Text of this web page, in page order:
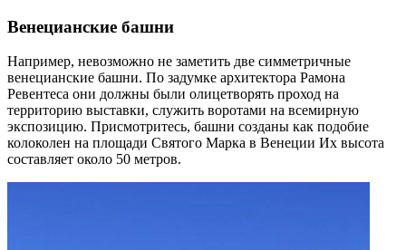
Венецианские башни
Например, невозможно не заметить две симметричные
венецианские башни. По задумке архитектора Рамона
Ревентеса они должны были олицетворять проход на
территорию выставки, служить воротами на всемирную
экспозицию. Присмотритесь, башни созданы как подобие
колоколен на площади Святого Марка в Венеции Их высота
составляет около 50 метров.